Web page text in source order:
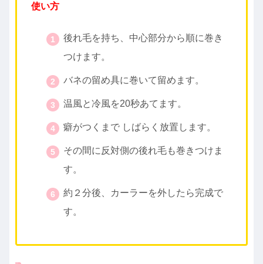
使い方
後れ毛を持ち、中心部分から順に巻き
つけます。
バネの留め具に巻いて留めます。
温風と冷風を20秒あてます。
癖がつくまで しばらく放置します。
その間に反対側の後れ毛も巻きつけま
す。
約２分後、カーラーを外したら完成で
す。